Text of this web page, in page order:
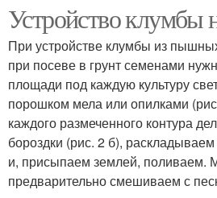
Устройство клумбы
При устройстве клумбы из
при посеве в грунт семенами
площади под каждую культуру
порошком мела или опилками
каждого размеченного контура
бороздки (рис. 2 б),
и, присыпаем землей, поливаем.
предварительно смешиваем с